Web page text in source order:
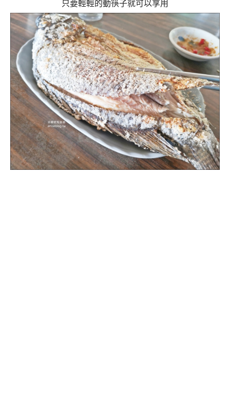
只要輕輕的動筷子就可以享用